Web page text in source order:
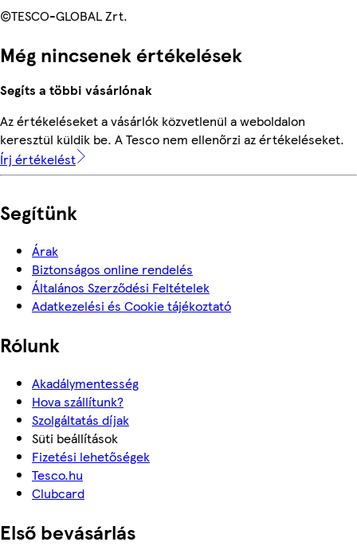
©TESCO-GLOBAL Zrt.
Még nincsenek értékelések
Segíts a többi vásárlónak
Az értékeléseket a vásárlók közvetlenül a weboldalon
keresztül küldik be. A Tesco nem ellenőrzi az értékeléseket.
Írj értékelést
Segítünk
Árak
Biztonságos online rendelés
Általános Szerződési Feltételek
Adatkezelési és Cookie tájékoztató
Rólunk
Akadálymentesség
Hova szállítunk?
Szolgáltatás díjak
Süti beállítások
Fizetési lehetőségek
Tesco.hu
Clubcard
Első bevásárlás